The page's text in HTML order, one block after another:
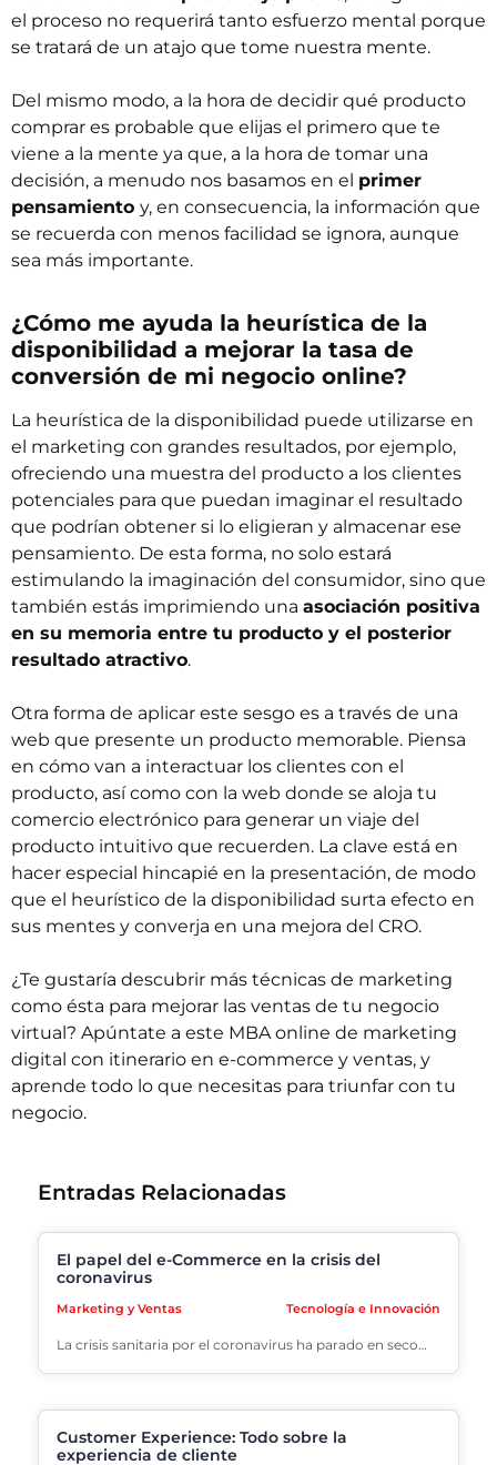
el proceso no requerirá tanto esfuerzo mental porque
se tratará de un atajo que tome nuestra mente.
Del mismo modo, a la hora de decidir qué producto
comprar es probable que elijas el primero que te
viene a la mente ya que, a la hora de tomar una
decisión, a menudo nos basamos en el primer
pensamiento y, en consecuencia, la información que
se recuerda con menos facilidad se ignora, aunque
sea más importante.
¿Cómo me ayuda la heurística de la
disponibilidad a mejorar la tasa de
conversión de mi negocio online?
La heurística de la disponibilidad puede utilizarse en
el marketing con grandes resultados, por ejemplo,
ofreciendo una muestra del producto a los clientes
potenciales para que puedan imaginar el resultado
que podrían obtener si lo eligieran y almacenar ese
pensamiento. De esta forma, no solo estará
estimulando la imaginación del consumidor, sino que
también estás imprimiendo una asociación positiva
en su memoria entre tu producto y el posterior
resultado atractivo.
Otra forma de aplicar este sesgo es a través de una
web que presente un producto memorable. Piensa
en cómo van a interactuar los clientes con el
producto, así como con la web donde se aloja tu
comercio electrónico para generar un viaje del
producto intuitivo que recuerden. La clave está en
hacer especial hincapié en la presentación, de modo
que el heurístico de la disponibilidad surta efecto en
sus mentes y converja en una mejora del CRO.
¿Te gustaría descubrir más técnicas de marketing
como ésta para mejorar las ventas de tu negocio
virtual? Apúntate a este MBA online de marketing
digital con itinerario en e-commerce y ventas, y
aprende todo lo que necesitas para triunfar con tu
negocio.
Entradas Relacionadas
El papel del e-Commerce en la crisis del
coronavirus
Marketing y Ventas Tecnología e Innovación
La crisis sanitaria por el coronavirus ha parado en seco…
Customer Experience: Todo sobre la
experiencia de cliente